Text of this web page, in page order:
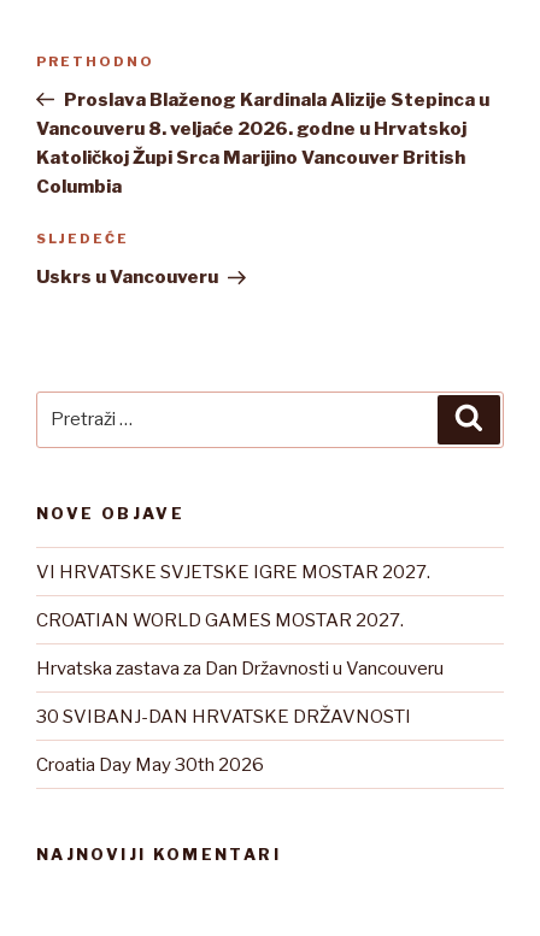
Prethodna
objava
PRETHODNO
Proslava Blaženog Kardinala Alizije Stepinca u
Vancouveru 8. veljaće 2026. godne u Hrvatskoj
Katoličkoj Župi Srca Marijino Vancouver British
Columbia
Sljedeća
objava
SLJEDEĆE
Uskrs u Vancouveru
NOVE OBJAVE
VI HRVATSKE SVJETSKE IGRE MOSTAR 2027.
CROATIAN WORLD GAMES MOSTAR 2027.
Hrvatska zastava za Dan Državnosti u Vancouveru
30 SVIBANJ-DAN HRVATSKE DRŽAVNOSTI
Croatia Day May 30th 2026
NAJNOVIJI KOMENTARI